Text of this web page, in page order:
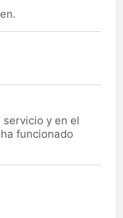
servicio y en el
funcionado